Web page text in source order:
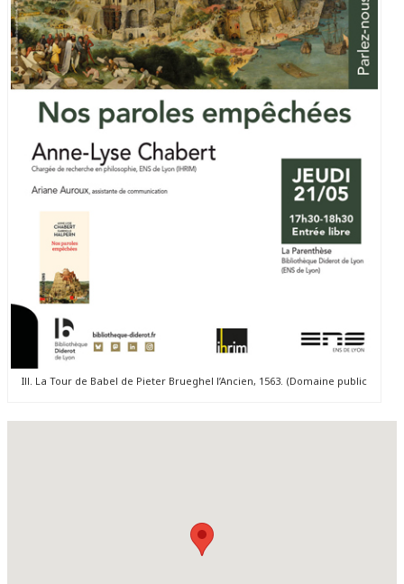
Ill. La Tour de Babel de Pieter Brueghel l’Ancien, 1563. (Domaine public